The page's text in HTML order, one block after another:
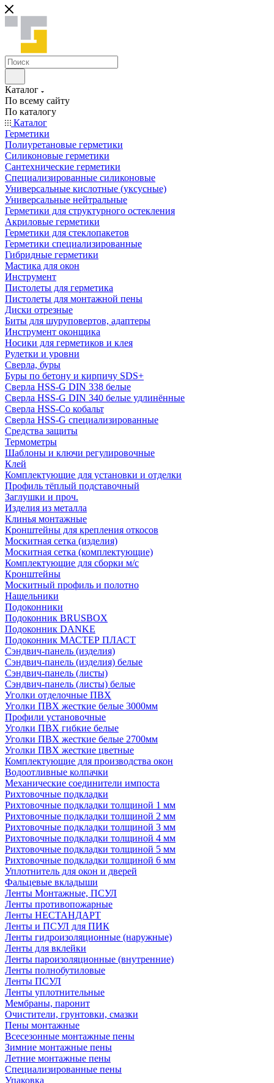
Каталог
По всему сайту
По каталогу
Каталог
Герметики
Полиуретановые герметики
Силиконовые герметики
Сантехнические герметики
Специализированные силиконовые
Универсальные кислотные (уксусные)
Универсальные нейтральные
Герметики для структурного остекления
Акриловые герметики
Герметики для стеклопакетов
Герметики специализированные
Гибридные герметики
Мастика для окон
Инструмент
Пистолеты для герметика
Пистолеты для монтажной пены
Диски отрезные
Биты для шуруповертов, адаптеры
Инструмент оконщика
Носики для герметиков и клея
Рулетки и уровни
Сверла, буры
Буры по бетону и кирпичу SDS+
Сверла HSS-G DIN 338 белые
Сверла HSS-G DIN 340 белые удлинённые
Сверла HSS-Co кобальт
Сверла HSS-G специализированные
Средства защиты
Термометры
Шаблоны и ключи регулировочные
Клей
Комплектующие для установки и отделки
Профиль тёплый подставочный
Заглушки и проч.
Изделия из металла
Клинья монтажные
Кронштейны для крепления откосов
Москитная сетка (изделия)
Москитная сетка (комплектующие)
Комплектующие для сборки м/с
Кронштейны
Москитный профиль и полотно
Нащельники
Подоконники
Подоконник BRUSBOX
Подоконник DANKE
Подоконник МАСТЕР ПЛАСТ
Сэндвич-панель (изделия)
Сэндвич-панель (изделия) белые
Сэндвич-панель (листы)
Сэндвич-панель (листы) белые
Уголки отделочные ПВХ
Уголки ПВХ жесткие белые 3000мм
Профили установочные
Уголки ПВХ гибкие белые
Уголки ПВХ жесткие белые 2700мм
Уголки ПВХ жесткие цветные
Комплектующие для производства окон
Водоотливные колпачки
Механические соединители импоста
Рихтовочные подкладки
Рихтовочные подкладки толщиной 1 мм
Рихтовочные подкладки толщиной 2 мм
Рихтовочные подкладки толщиной 3 мм
Рихтовочные подкладки толщиной 4 мм
Рихтовочные подкладки толщиной 5 мм
Рихтовочные подкладки толщиной 6 мм
Уплотнитель для окон и дверей
Фальцевые вкладыши
Ленты Монтажные, ПСУЛ
Ленты противопожарные
Ленты НЕСТАНДАРТ
Ленты и ПСУЛ для ПИК
Ленты гидроизоляционные (наружные)
Ленты для вклейки
Ленты пароизоляционные (внутренние)
Ленты полнобутиловые
Ленты ПСУЛ
Ленты уплотнительные
Мембраны, паронит
Очистители, грунтовки, смазки
Пены монтажные
Всесезонные монтажные пены
Зимние монтажные пены
Летние монтажные пены
Специализированные пены
Упаковка